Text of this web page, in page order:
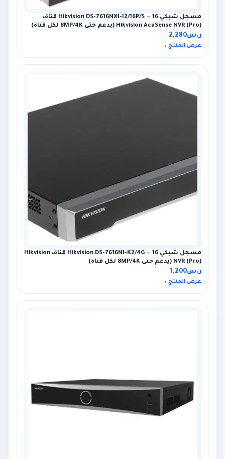
مسجل شبكي Hikvision DS-7616NXI-I2/16P/S — 16 قناة،
Hikvision AcuSense NVR (Pro) (يدعم حتى 8MP/4K لكل قناة)
ر.س2,280
عرض المنتج
مسجل شبكي Hikvision DS-7616NI-K2/4G — 16 قناة، Hikvision
NVR (Pro) (يدعم حتى 8MP/4K لكل قناة)
ر.س1,200
عرض المنتج